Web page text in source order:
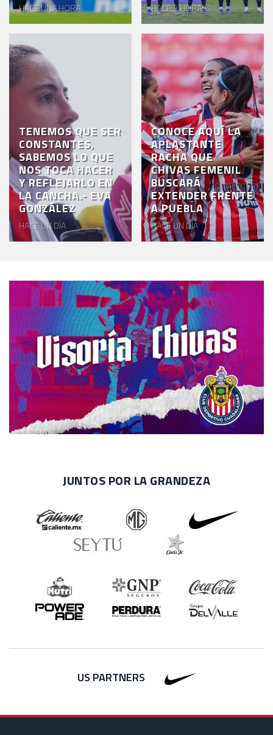
HACE UNA HORA HACE 3 HORAS
TENEMOS QUE SER
CONSTANTES,
SABEMOS LO QUE
NOS TOCA HACER
Y REFLEJARLO EN
LA CANCHA.- EVA
GONZÁLEZ
HACE UN DÍA
CONOCE AQUÍ LA
APLASTANTE
RACHA QUE
CHIVAS FEMENIL
BUSCARÁ
EXTENDER FRENTE
A PUEBLA
HACE UN DÍA
JUNTOS POR LA GRANDEZA
US PARTNERS